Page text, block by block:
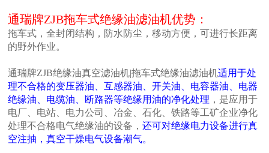
通瑞牌ZJB拖车式绝缘油滤油机优势：
拖车式，全封闭结构，防水防尘，移动方便，可进行长距离
的野外作业。
通瑞牌ZJB绝缘油真空滤油机|拖车式绝缘油滤油机适用于处
理不合格的变压器油、互感器油、开关油、电容器油、电器
绝缘油、电缆油、断路器等绝缘用油的净化处理 ，是应用于
电厂、电站、电力公司、冶金、石化、铁路等工矿企业净化
处理不合格电气绝缘油的设备，还可对绝缘电力设备进行真
空注抽，真空干燥电气设备潮气。